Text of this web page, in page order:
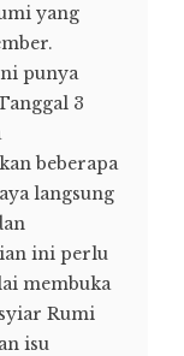
yang
punya
3
beberapa
langsung
ini perlu
membuka
Rumi
isu